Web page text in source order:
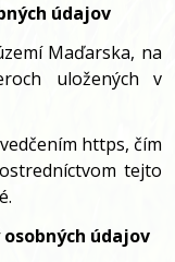
údajov
Maďarska, na
uložených v
https, čím
tejto
údajov